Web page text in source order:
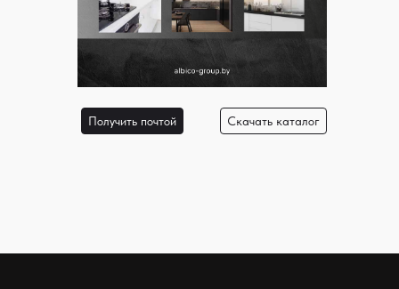
Скачать каталог
Получить почтой